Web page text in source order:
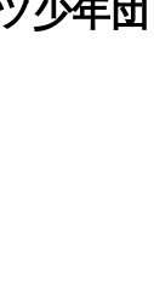
少年団